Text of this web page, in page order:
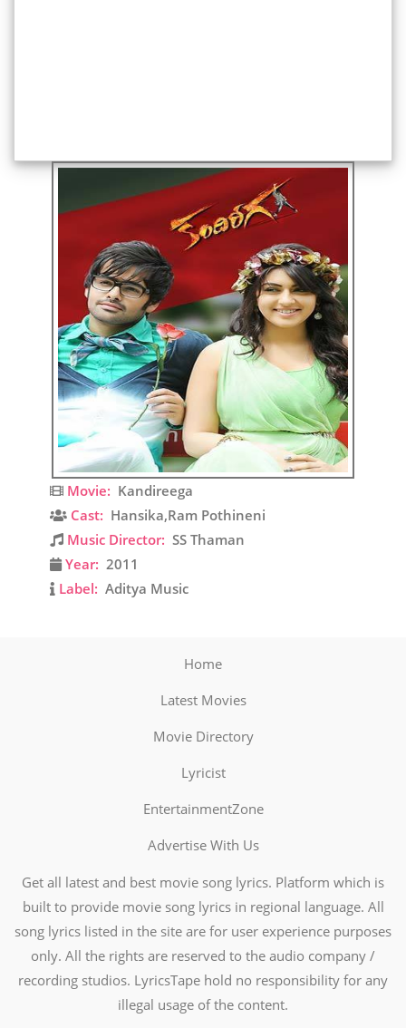
Movie: Kandireega
Cast: Hansika,Ram Pothineni
Music Director: SS Thaman
Year: 2011
Label: Aditya Music
Home
Latest Movies
Movie Directory
Lyricist
EntertainmentZone
Advertise With Us
Get all latest and best movie song lyrics. Platform which is
built to provide movie song lyrics in regional language. All
song lyrics listed in the site are for user experience purposes
only. All the rights are reserved to the audio company /
recording studios. LyricsTape hold no responsibility for any
illegal usage of the content.